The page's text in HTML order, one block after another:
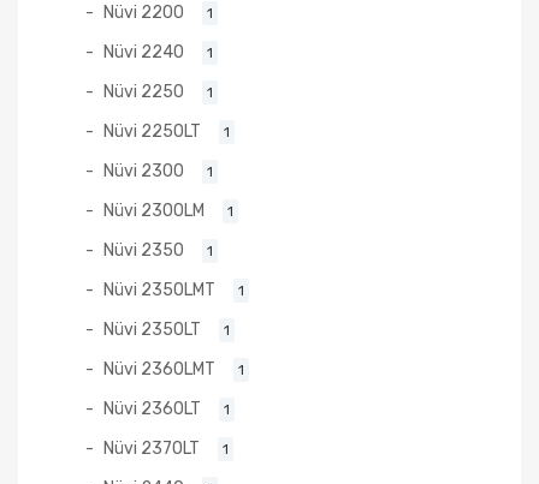
Nüvi 2200 1
Nüvi 2240 1
Nüvi 2250 1
Nüvi 2250LT 1
Nüvi 2300 1
Nüvi 2300LM 1
Nüvi 2350 1
Nüvi 2350LMT 1
Nüvi 2350LT 1
Nüvi 2360LMT 1
Nüvi 2360LT 1
Nüvi 2370LT 1